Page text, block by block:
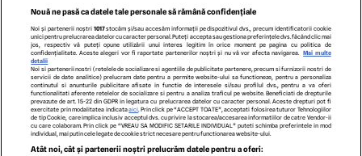
Nouă ne pasă ca datele tale personale să rămână confidențiale
Noi și partenerii noștri 1017stocăm și/sau accesăm informații pe dispozitivul dvs., precum identificatorii cookie
unici pentru prelucrarea datelor cu caracter personal. Puteți accepta sau gestiona preferințele dvs. făcând clic mai
jos, respectiv vă puteți opune utilizării unui interes legitim în orice moment pe pagina cu politica de
confidențialitate. Aceste alegeri vor fi raportate partenerilor noștri și nu vă vor afecta navigarea.
Mai multe
detalii
Noi si partenerii nostri (retelele de socializare si agentiile de publicitate partenere, precum si furnizorii nostri de
servicii de date analitice) prelucram date pentru a permite website-ului sa functioneze, pentru a personaliza
continutul si anunturile publicitare afisate in functie de interesele si/sau profilul dvs., pentru a va oferi
functionalitati aferente retelelor de socializare si pentru a analiza traficul pe website. Beneficiati de drepturile
prevazute de art. 15-22 din GDPR in legatura cu prelucrarea datelor cu caracter personal. Aceste drepturi pot fi
exercitate prin modalitatea indicataaici . Prin click pe “ACCEPT TOATE”, acceptati folosirea tuturor Tehnologiilor
de tip Cookie, care implica inclusiv acceptul dvs. cu privire la stocarea/accesarea informatiilor de catre Vendor-ii
cu care colaboram. Prin click pe “VREAU SA MODIFIC SETARILE INDIVIDUAL” puteti schimba preferintele in mod
individual, mai putin cele legate de cookie strict necesare pentru functionarea website-ului.
Atât noi, cât și partenerii noștri prelucrăm datele pentru a oferi: